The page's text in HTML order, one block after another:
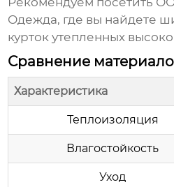
Одежда, где вы найдете
курток утепленных
Сравнение
Характеристика
Теплоизоляция
Влагостойкость
Уход